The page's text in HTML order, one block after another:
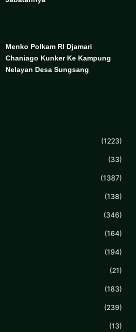
Menko Polkam RI Djamari
Chaniago Kunker Ke Kampung
Nelayan Desa Sungsang
(1223)
(33)
(1387)
(138)
(346)
(164)
(194)
(21)
(183)
(239)
(13)